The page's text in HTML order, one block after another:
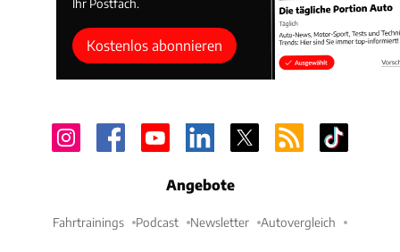
Kostenlos abonnieren
Angebote
Fahrtrainings Podcast Newsletter Autovergleich